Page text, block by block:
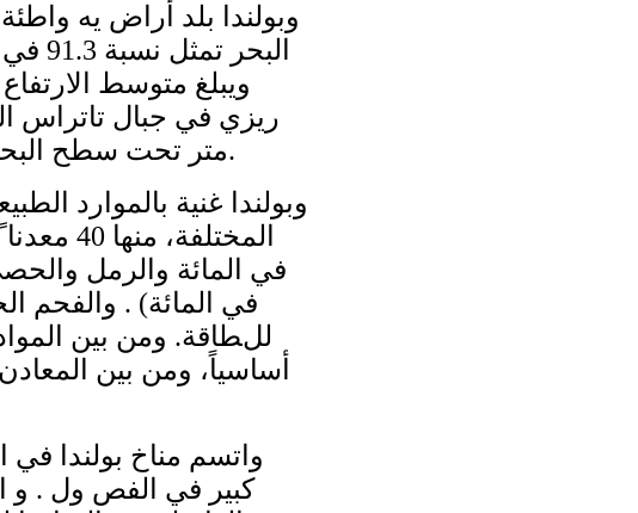
متر تحت سطح البحر. وسطح بولندا منحدر من الجنوب إلى الشمال الشرقي.
في المائة) . والفحم
للطاقة. ومن بين
أساسياً، ومن بين
واتسم مناخ بولندا
كبير في الفص ول . و